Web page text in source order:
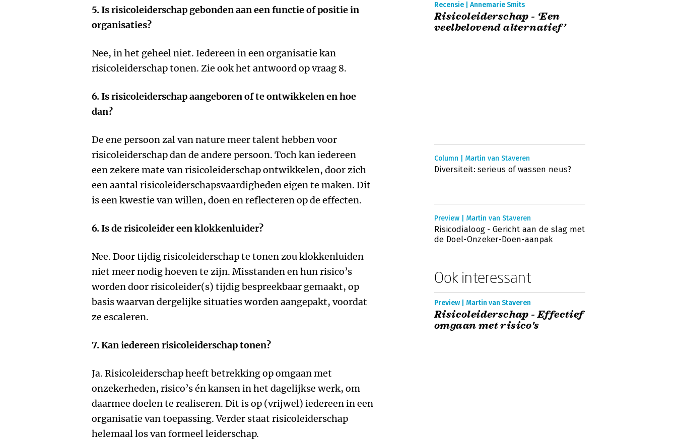
5. Is risicoleiderschap gebonden aan een functie of positie in
organisaties?
Nee, in het geheel niet. Iedereen in een organisatie kan
risicoleiderschap tonen. Zie ook het antwoord op vraag 8.
6. Is risicoleiderschap aangeboren of te ontwikkelen en hoe
dan?
De ene persoon zal van nature meer talent hebben voor
risicoleiderschap dan de andere persoon. Toch kan iedereen
een zekere mate van risicoleiderschap ontwikkelen, door zich
een aantal risicoleiderschapsvaardigheden eigen te maken. Dit
is een kwestie van willen, doen en reflecteren op de effecten.
6. Is de risicoleider een klokkenluider?
Nee. Door tijdig risicoleiderschap te tonen zou klokkenluiden
niet meer nodig hoeven te zijn. Misstanden en hun risico’s
worden door risicoleider(s) tijdig bespreekbaar gemaakt, op
basis waarvan dergelijke situaties worden aangepakt, voordat
ze escaleren.
7. Kan iedereen risicoleiderschap tonen?
Ja. Risicoleiderschap heeft betrekking op omgaan met
onzekerheden, risico’s én kansen in het dagelijkse werk, om
daarmee doelen te realiseren. Dit is op (vrijwel) iedereen in een
organisatie van toepassing. Verder staat risicoleiderschap
helemaal los van formeel leiderschap.
Recensie | Annemarie Smits
Risicoleiderschap - ‘Een
veelbelovend alternatief’
Column | Martin van Staveren
Diversiteit: serieus of wassen neus?
Preview | Martin van Staveren
Risicodialoog - Gericht aan de slag met
de Doel-Onzeker-Doen-aanpak
Ook interessant
Preview | Martin van Staveren
Risicoleiderschap - Effectief
omgaan met risico's